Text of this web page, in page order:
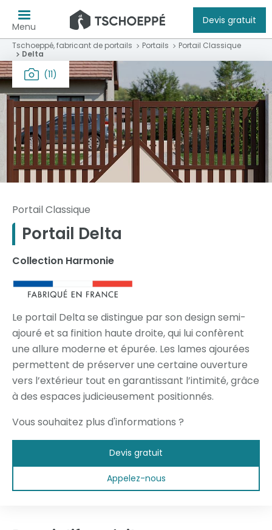
Menu
Devis gratuit
Tschoeppé, fabricant de portails Portails
Portail Classique
Delta
(11)
Portail Classique
Portail Delta
Collection Harmonie
Le portail Delta se distingue par son design semi-
ajouré et sa finition haute droite, qui lui confèrent
une allure moderne et épurée. Les lames ajourées
permettent de préserver une certaine ouverture
vers l’extérieur tout en garantissant l’intimité, grâce
à des espaces judicieusement positionnés.
Vous souhaitez plus d'informations ?
Devis gratuit
Appelez-nous